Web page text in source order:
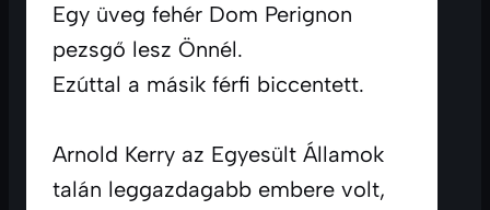
Egy üveg fehér Dom Perignon
pezsgő lesz Önnél.
Ezúttal a másik férfi biccentett.
Arnold Kerry az Egyesült Államok
talán leggazdagabb embere volt,